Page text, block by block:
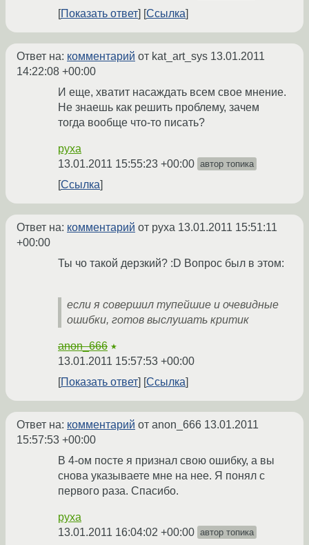
Показать ответ Ссылка
Ответ на: комментарий от kat_art_sys 13.01.2011
14:22:08 +00:00
И еще, хватит насаждать всем свое мнение.
Не знаешь как решить проблему, зачем
тогда вообще что-то писать?
pyxa
13.01.2011 15:55:23 +00:00 автор топика
Ссылка
Ответ на: комментарий от pyxa 13.01.2011 15:51:11
+00:00
Ты чо такой дерзкий? :D Вопрос был в этом:
если я совершил тупейшие и очевидные
ошибки, готов выслушать критик
anon_666 ★
13.01.2011 15:57:53 +00:00
Показать ответ
Ссылка
Ответ на: комментарий от anon_666 13.01.2011
15:57:53 +00:00
В 4-ом посте я признал свою ошибку, а вы
снова указываете мне на нее. Я понял с
первого раза. Спасибо.
pyxa
13.01.2011 16:04:02 +00:00 автор топика